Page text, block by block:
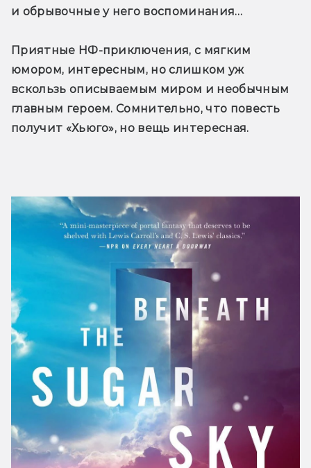
и обрывочные у него воспоминания…
Приятные НФ-приключения, с мягким
юмором, интересным, но слишком уж
вскользь описываемым миром и необычным
главным героем. Сомнительно, что повесть
получит «Хьюго», но вещь интересная.